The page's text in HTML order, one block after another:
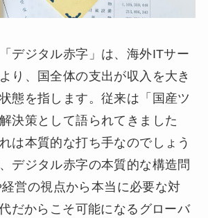
デジタル赤字」は、海外ITサー
り、国全体の支出が収入を大き
態を指します。従来は「国産ツ
決策として語られてきました
は本質的な打ち手なのでしょう
デジタル赤字の本質的な構造問
営の視点から本当に必要な対
だからこそ可能になるグローバ